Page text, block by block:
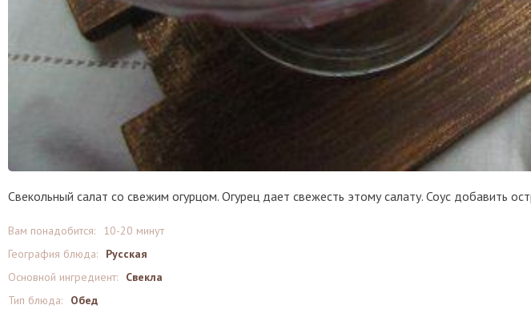
Свекольный салат со свежим огурцом. Огурец дает свежесть этому салату. Соус добавить
Вам понадобится:
10-20 минут
География блюда:
Русская
Основной ингредиент:
Свекла
Тип блюда:
Обед